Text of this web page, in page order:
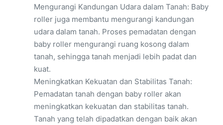
Mengurangi Kandungan Udara dalam Tanah: Baby
roller juga membantu mengurangi kandungan
udara dalam tanah. Proses pemadatan dengan
baby roller mengurangi ruang kosong dalam
tanah, sehingga tanah menjadi lebih padat dan
kuat.
Meningkatkan Kekuatan dan Stabilitas Tanah:
Pemadatan tanah dengan baby roller akan
meningkatkan kekuatan dan stabilitas tanah.
Tanah yang telah dipadatkan dengan baik akan